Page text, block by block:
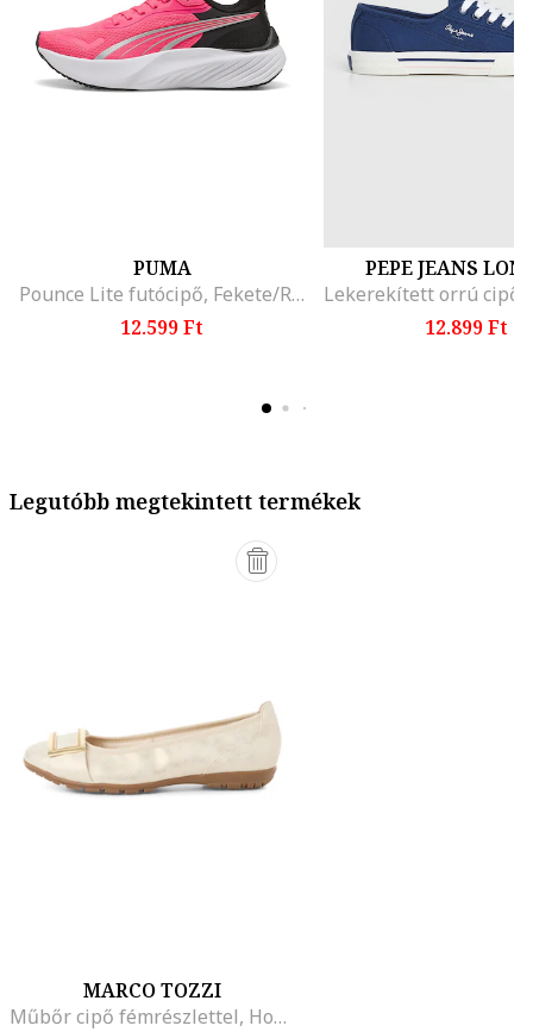
PUMA
Pounce Lite futócipő, Fekete/Rózsaszín
12.599 Ft
PEPE JEANS
12.899 Ft
Legutóbb megtekintett termékek
MARCO TOZZI
Műbőr cipő fémrészlettel, Homokbarna